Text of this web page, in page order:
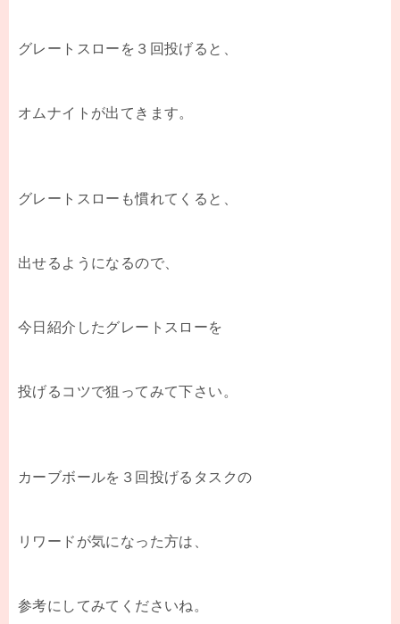
グレートスローを３回投げると、
オムナイトが出てきます。
グレートスローも慣れてくると、
出せるようになるので、
今日紹介したグレートスローを
投げるコツで狙ってみて下さい。
カーブボールを３回投げるタスクの
リワードが気になった方は、
参考にしてみてくださいね。